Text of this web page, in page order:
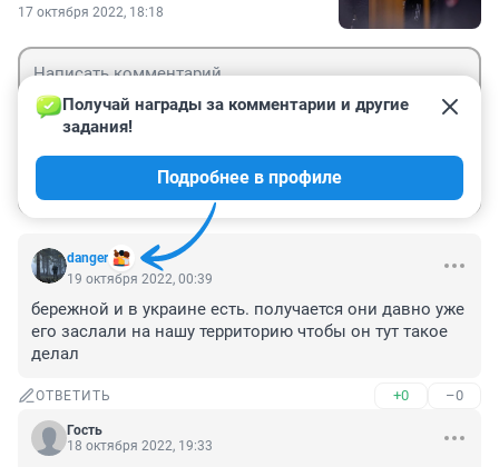
17 октября 2022, 18:18
danger
Получай награды за комментарии и другие
задания!
Подробнее в профиле
19 октября 2022, 00:39
бережной и в украине есть. получается они давно уже
его заслали на нашу территорию чтобы он тут такое
делал
ОТВЕТИТЬ +0 –0
Гость
18 октября 2022, 19:33